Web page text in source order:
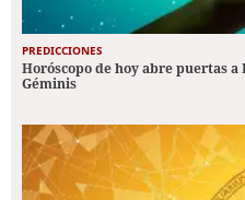
PREDICCIONES
Horóscopo de hoy abre puertas
Géminis